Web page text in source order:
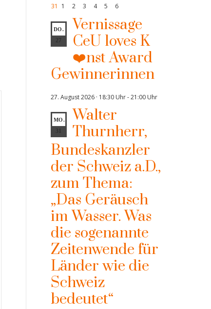
31
1 2 3 4 5 6
DO.
27
Vernissage
CeU loves K
❤️nst Award
Gewinnerinnen
27. August 2026 · 18:30 Uhr-21:00 Uhr
MO.
Walter
Thurnherr,
Bundeskanzler
der Schweiz a.D.,
zum Thema:
„Das Geräusch
im Wasser. Was
die sogenannte
Zeitenwende für
Länder wie die
Schweiz
bedeutet“